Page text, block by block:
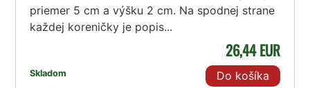
priemer 5 cm a výšku 2 cm. Na spodnej strane
každej koreničky je popis...
Skladom
26,44 EUR
Do košíka